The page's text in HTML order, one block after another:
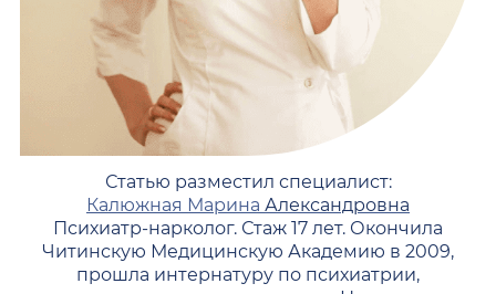
Статью разместил специалист:
Калюжная Марина Александровна
Психиатр-нарколог. Стаж 17 лет. Окончила
Читинскую Медицинскую Академию в 2009,
прошла интернатуру по психиатрии,